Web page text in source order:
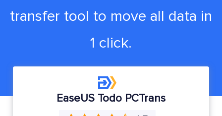
transfer tool to move all data in
1 click.
EaseUS Todo PCTrans